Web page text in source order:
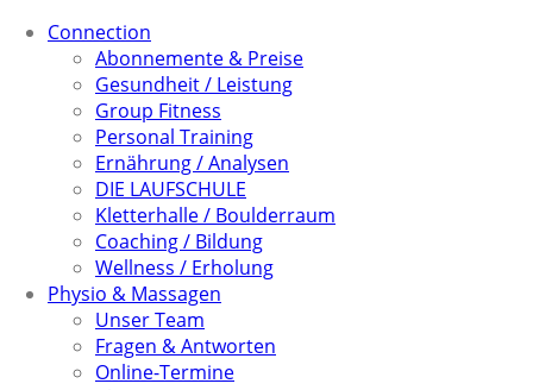
Connection
Abonnemente & Preise
Gesundheit / Leistung
Group Fitness
Personal Training
Ernährung / Analysen
DIE LAUFSCHULE
Kletterhalle / Boulderraum
Coaching / Bildung
Wellness / Erholung
Physio & Massagen
Unser Team
Fragen & Antworten
Online-Termine